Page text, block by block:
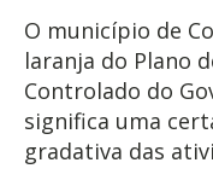
O município de
laranja do Plano
Controlado do
significa uma
gradativa das